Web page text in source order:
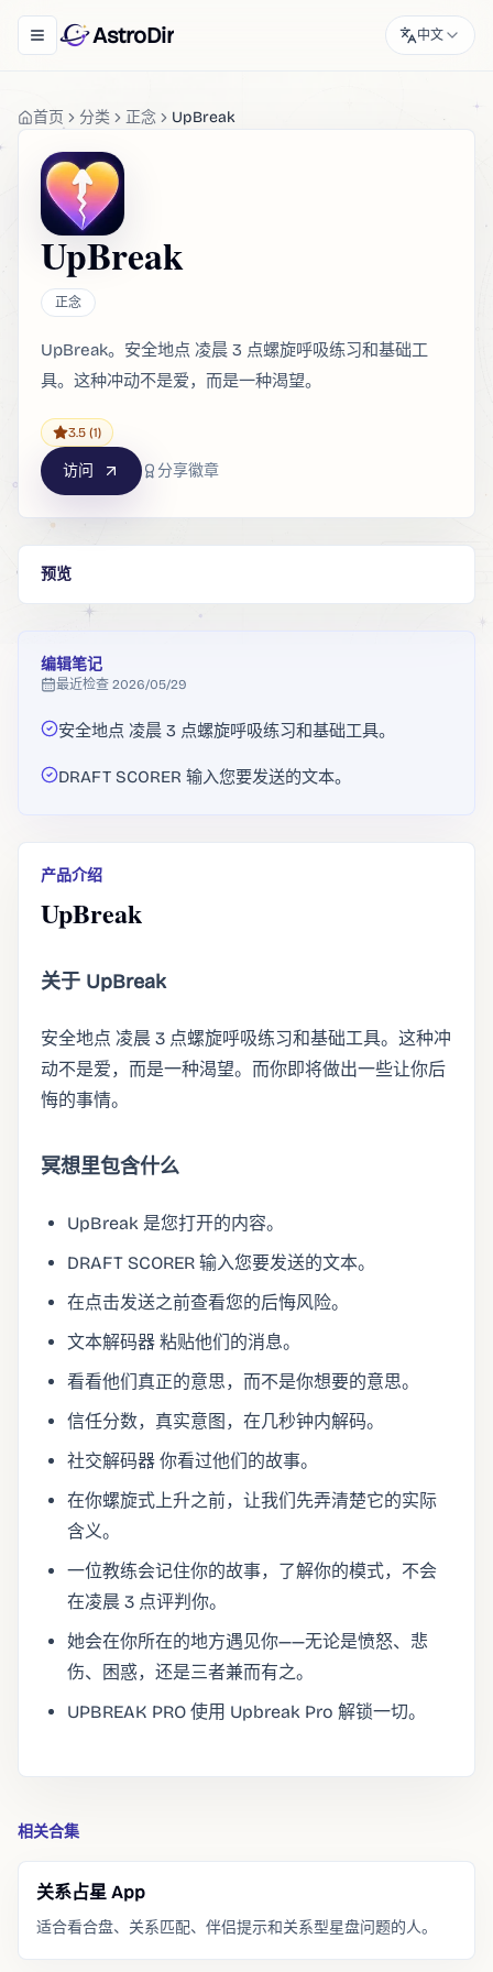
Toggle navigation menu
AstroDir 中文
首页 分类 正念 UpBreak
UpBreak
正念
UpBreak。安全地点 凌晨 3 点螺旋呼吸练习和基础工
具。这种冲动不是爱，而是一种渴望。
3.5 (1)
访问 分享徽章
预览
编辑笔记
最近检查 2026/05/29
安全地点 凌晨 3 点螺旋呼吸练习和基础工具。
DRAFT SCORER 输入您要发送的文本。
产品介绍
UpBreak
关于 UpBreak
安全地点 凌晨 3 点螺旋呼吸练习和基础工具。这种冲
动不是爱，而是一种渴望。而你即将做出一些让你后
悔的事情。
冥想里包含什么
UpBreak 是您打开的内容。
DRAFT SCORER 输入您要发送的文本。
在点击发送之前查看您的后悔风险。
文本解码器 粘贴他们的消息。
看看他们真正的意思，而不是你想要的意思。
信任分数，真实意图，在几秒钟内解码。
社交解码器 你看过他们的故事。
在你螺旋式上升之前，让我们先弄清楚它的实际
含义。
一位教练会记住你的故事，了解你的模式，不会
在凌晨 3 点评判你。
她会在你所在的地方遇见你——无论是愤怒、悲
伤、困惑，还是三者兼而有之。
UPBREAK PRO 使用 Upbreak Pro 解锁一切。
相关合集
关系占星 App
适合看合盘、关系匹配、伴侣提示和关系型星盘问题的人。